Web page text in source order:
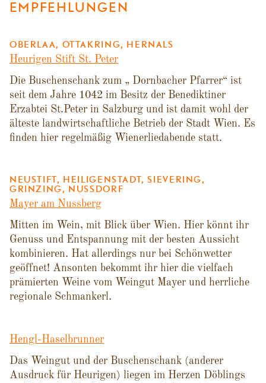
EMPFEHLUNGEN
OBERLAA, OTTAKRING, HERNALS
Heurigen Stift St. Peter
Die Buschenschank zum „ Dornbacher Pfarrer“ ist
seit dem Jahre 1042 im Besitz der Benediktiner
Erzabtei St.Peter in Salzburg und ist damit wohl der
älteste landwirtschaftliche Betrieb der Stadt Wien. Es
finden hier regelmäßig Wienerliedabende statt.
NEUSTIFT, HEILIGENSTADT, SIEVERING,
GRINZING, NUSSDORF
Mayer am Nussberg
Mitten im Wein, mit Blick über Wien. Hier könnt ihr
Genuss und Entspannung mit der besten Aussicht
kombinieren. Hat allerdings nur bei Schönwetter
geöffnet! Ansonten bekommt ihr hier die vielfach
prämierten Weine vom Weingut Mayer und herrliche
regionale Schmankerl.
Hengl-Haselbrunner
Das Weingut und der Buschenschank (anderer
Ausdruck für Heurigen) liegen im Herzen Döblings